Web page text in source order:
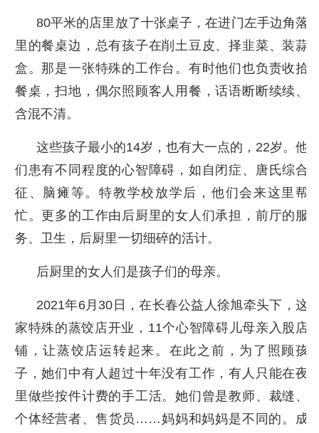
80平米的店里放了十张桌子，在进门左手边角落
里的餐桌边，总有孩子在削土豆皮、择韭菜、装蒜
盒。那是一张特殊的工作台。有时他们也负责收拾
餐桌，扫地，偶尔照顾客人用餐，话语断断续续、
含混不清。
这些孩子最小的14岁，也有大一点的，22岁。他
们患有不同程度的心智障碍，如自闭症、唐氏综合
征、脑瘫等。特教学校放学后，他们会来这里帮
忙。更多的工作由后厨里的女人们承担，前厅的服
务、卫生，后厨里一切细碎的活计。
后厨里的女人们是孩子们的母亲。
2021年6月30日，在长春公益人徐旭牵头下，这
家特殊的蒸饺店开业，11个心智障碍儿母亲入股店
铺，让蒸饺店运转起来。在此之前，为了照顾孩
子，她们中有人超过十年没有工作，有人只能在夜
里做些按件计费的手工活。她们曾是教师、裁缝、
个体经营者、售货员……妈妈和妈妈是不同的。成